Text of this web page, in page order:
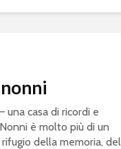
una casa di ricordi e
è molto più di un
della memoria, del